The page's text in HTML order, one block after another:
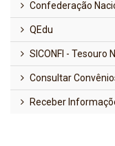
Confederação
QEdu
SICONFI - Tesouro
Consultar
Receber